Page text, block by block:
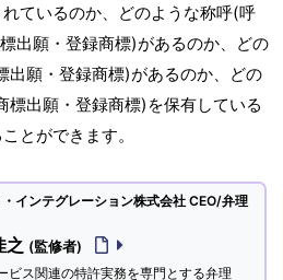
ているのか、どのような称呼(呼
出願・登録商標)があるのか、どの
出願・登録商標)があるのか、どの
標出願・登録商標)を保有している
とができます。
インテグレーション株式会社 CEO/弁理
之 (監修者)
ビス関連の特許実務を専門とする弁理